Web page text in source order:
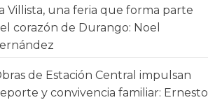
Villista, una feria que forma parte
corazón de Durango: Noel
de Estación Central impulsan
y convivencia familiar: Ernesto